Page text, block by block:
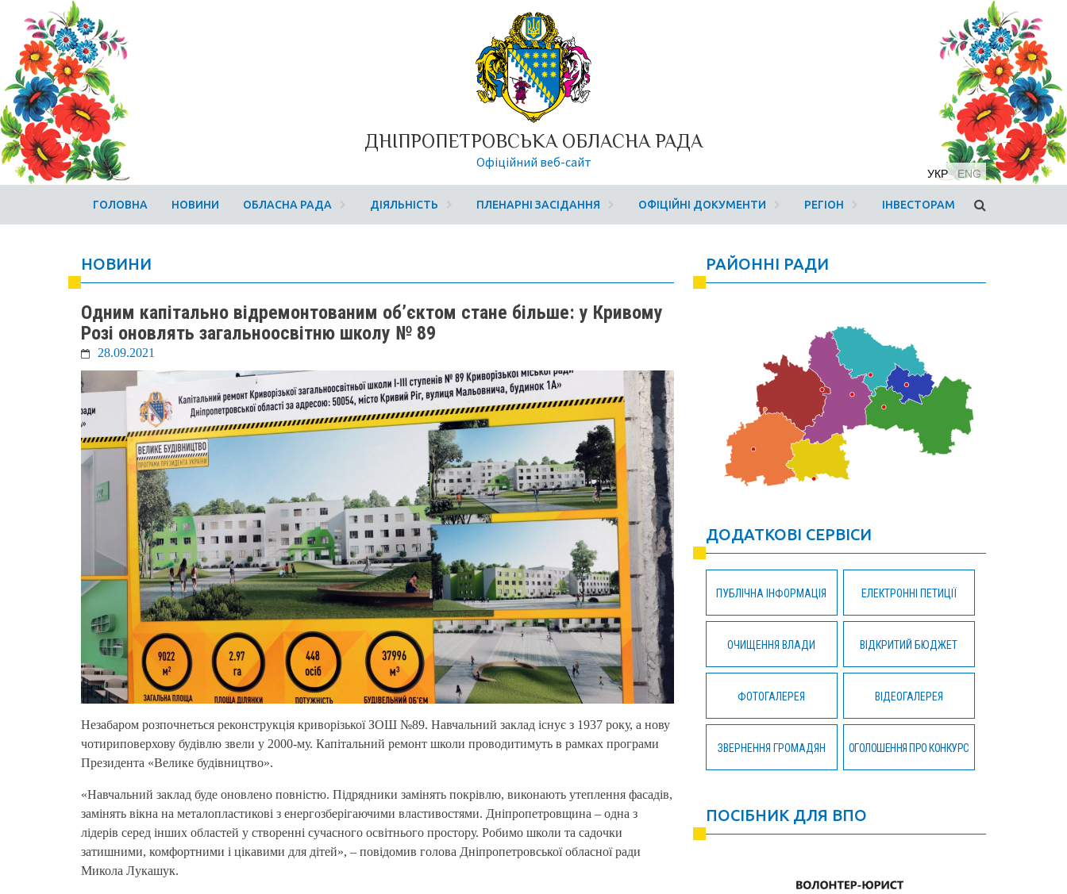
ДНІПРОПЕТРОВСЬКА ОБЛАСНА РАДА
Офіційний веб-сайт
УКР ENG
ГОЛОВНА НОВИНИ ОБЛАСНА РАДА ДІЯЛЬНІСТЬ ПЛЕНАРНІ ЗАСІДАННЯ ОФІЦІЙНІ ДОКУМЕНТИ РЕГІОН ІНВЕСТОРАМ
НОВИНИ
Одним капітально відремонтованим об’єктом стане більше: у Кривому
Розі оновлять загальноосвітню школу № 89
28.09.2021
Незабаром розпочнеться реконструкція криворізької ЗОШ №89. Навчальний заклад існує з 1937 року, а нову
чотириповерхову будівлю звели у 2000-му. Капітальний ремонт школи проводитимуть в рамках програми
Президента «Велике будівництво».
«Навчальний заклад буде оновлено повністю. Підрядники замінять покрівлю, виконають утеплення фасадів,
замінять вікна на металопластикові з енергозберігаючими властивостями. Дніпропетровщина – одна з
лідерів серед інших областей у створенні сучасного освітнього простору. Робимо школи та садочки
затишними, комфортними і цікавими для дітей», – повідомив голова Дніпропетровської обласної ради
Микола Лукашук.
РАЙОННІ РАДИ
ДОДАТКОВІ СЕРВІСИ
ПУБЛІЧНА ІНФОРМАЦІЯ ЕЛЕКТРОННІ ПЕТИЦІЇ
ОЧИЩЕННЯ ВЛАДИ ВІДКРИТИЙ БЮДЖЕТ
ФОТОГАЛЕРЕЯ ВІДЕОГАЛЕРЕЯ
ЗВЕРНЕННЯ ГРОМАДЯН ОГОЛОШЕННЯ ПРО КОНКУРС
ПОСІБНИК ДЛЯ ВПО